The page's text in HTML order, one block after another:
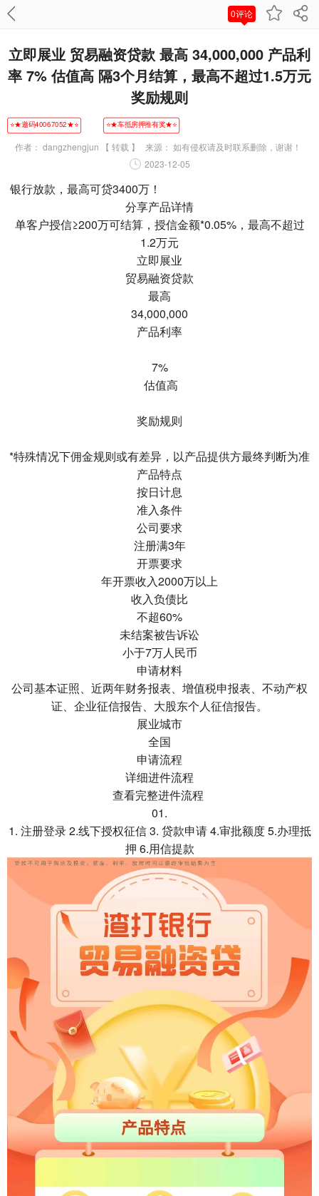
0评论
立即展业 贸易融资贷款 最高 34,000,000 产品利
率 7% 估值高 隔3个月结算，最高不超过1.5万元
奖励规则
⭐★邀码40067052★⭐ ⭐★车抵房押推有奖★⭐
作者： dangzhengjun 【 转载 】 来源： 如有侵权请及时联系删除，谢谢！
2023-12-05
银行放款，最高可贷3400万！
分享产品详情
单客户授信≥200万可结算，授信金额*0.05%，最高不超过
1.2万元
立即展业
贸易融资贷款
最高
34,000,000
产品利率
7%
估值高
奖励规则
*特殊情况下佣金规则或有差异，以产品提供方最终判断为准
产品特点
按日计息
准入条件
公司要求
注册满3年
开票要求
年开票收入2000万以上
收入负债比
不超60%
未结案被告诉讼
小于7万人民币
申请材料
公司基本证照、近两年财务报表、增值税申报表、不动产权
证、企业征信报告、大股东个人征信报告。
展业城市
全国
申请流程
详细进件流程
查看完整进件流程
01.
1. 注册登录 2.线下授权征信 3. 贷款申请 4.审批额度 5.办理抵
押 6.用信提款